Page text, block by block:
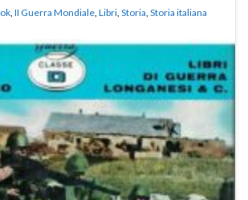
II Guerra Mondiale Libri Storia Storia italiana